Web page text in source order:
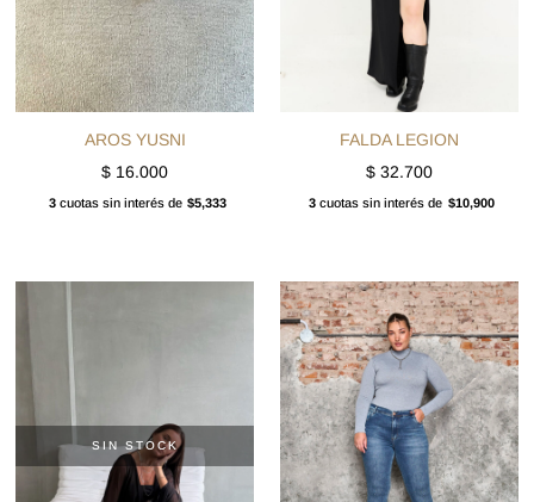
AROS YUSNI
$ 16.000
3cuotas sin interés de $5,333
FALDA LEGION
$32.700
3 cuotas sin interés de $10,900
SIN STOCK